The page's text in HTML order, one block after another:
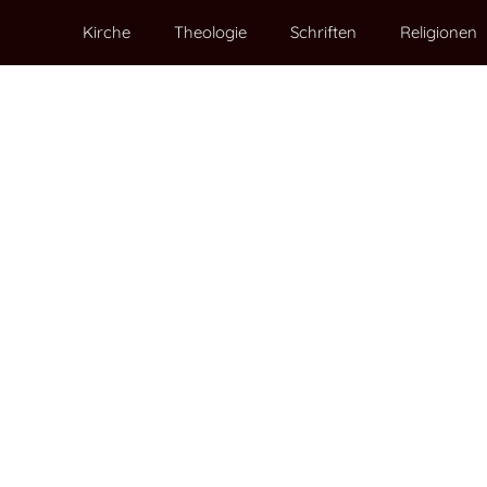
Kirche Theologie Schriften Religionen